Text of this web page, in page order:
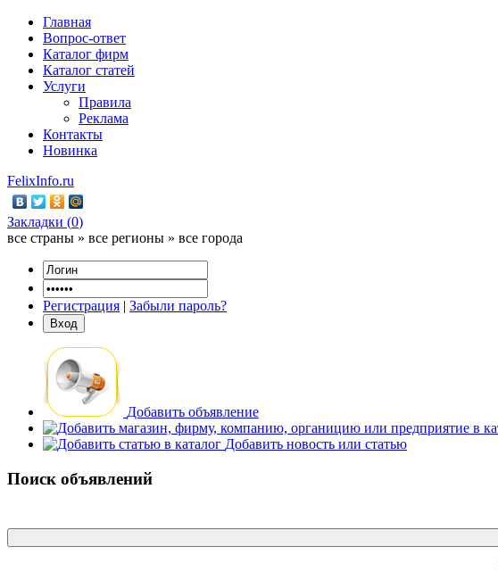
Главная
Вопрос-ответ
Каталог фирм
Каталог статей
Услуги
Правила
Реклама
Контакты
Новинка
FelixInfo.ru
Закладки (0)
все страны » все регионы » все города
Регистрация | Забыли пароль?
Добавить объявление
Добавить новость или статью
Поиск объявлений